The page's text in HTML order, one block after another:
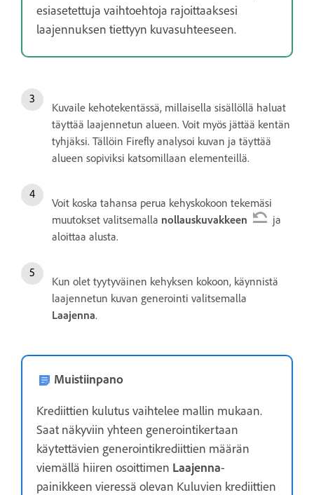
esiasetettuja vaihtoehtoja rajoittaaksesi
laajennuksen tiettyyn kuvasuhteeseen.
Kuvaile kehotekentässä, millaisella sisällöllä haluat
täyttää laajennetun alueen. Voit myös jättää kentän
tyhjäksi. Tällöin Firefly analysoi kuvan ja täyttää
alueen sopiviksi katsomillaan elementeillä.
Voit koska tahansa perua kehyskokoon tekemäsi
muutokset valitsemalla nollauskuvakkeen
ja
aloittaa alusta.
Kun olet tyytyväinen kehyksen kokoon, käynnistä
laajennetun kuvan generointi valitsemalla
Laajenna.
Muistiinpano
Krediittien kulutus vaihtelee mallin mukaan.
Saat näkyviin yhteen generointikertaan
käytettävien generointikrediittien määrän
viemällä hiiren osoittimen Laajenna-
painikkeen vieressä olevan Kuluvien krediittien